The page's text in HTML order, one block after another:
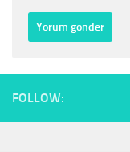
FOLLOW: